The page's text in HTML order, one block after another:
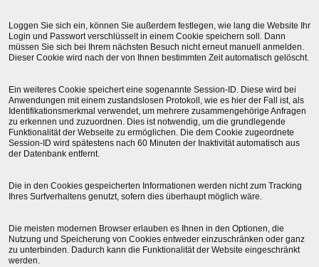
Loggen Sie sich ein, können Sie außerdem festlegen, wie lang die Website Ihr
Login und Passwort verschlüsselt in einem Cookie speichern soll. Dann
müssen Sie sich bei Ihrem nächsten Besuch nicht erneut manuell anmelden.
Dieser Cookie wird nach der von Ihnen bestimmten Zeit automatisch gelöscht.
Ein weiteres Cookie speichert eine sogenannte Session-ID. Diese wird bei
Anwendungen mit einem zustandslosen Protokoll, wie es hier der Fall ist, als
Identifikationsmerkmal verwendet, um mehrere zusammengehörige Anfragen
zu erkennen und zuzuordnen. Dies ist notwendig, um die grundlegende
Funktionalität der Webseite zu ermöglichen. Die dem Cookie zugeordnete
Session-ID wird spätestens nach 60 Minuten der Inaktivität automatisch aus
der Datenbank entfernt.
Die in den Cookies gespeicherten Informationen werden nicht zum Tracking
Ihres Surfverhaltens genutzt, sofern dies überhaupt möglich wäre.
Die meisten modernen Browser erlauben es Ihnen in den Optionen, die
Nutzung und Speicherung von Cookies entweder einzuschränken oder ganz
zu unterbinden. Dadurch kann die Funktionalität der Website eingeschränkt
werden.